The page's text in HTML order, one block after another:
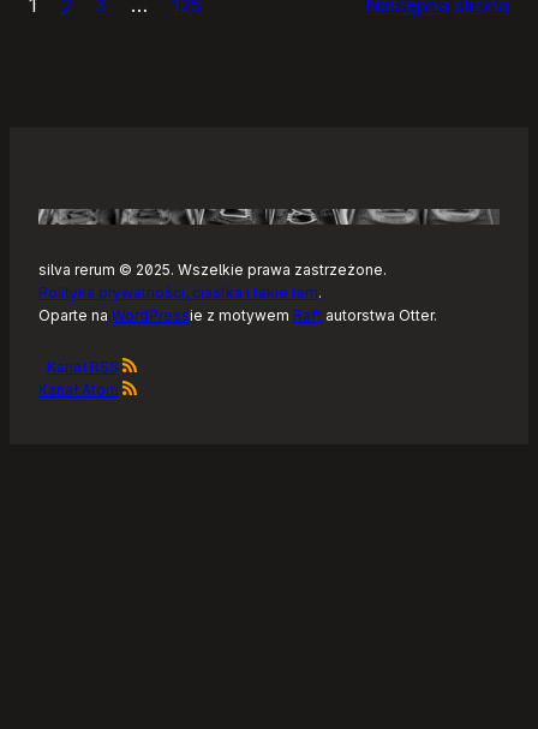
–
Linuksa
silva rerum © 2025. Wszelkie prawa zastrzeżone.
Polityka prywatności, ciastka i takie tam.
Oparte na WordPressie z motywem Raft autorstwa Otter.
Kanał RSS
Kanał Atom